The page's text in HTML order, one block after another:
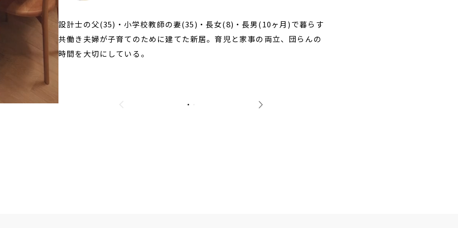
設計士の父(35)・小学校教師の妻(35)・長女(8)・長男(10ヶ月)で暮らす
共働き夫婦が子育てのために建てた新居。育児と家事の両立、団らんの
時間を大切にしている。